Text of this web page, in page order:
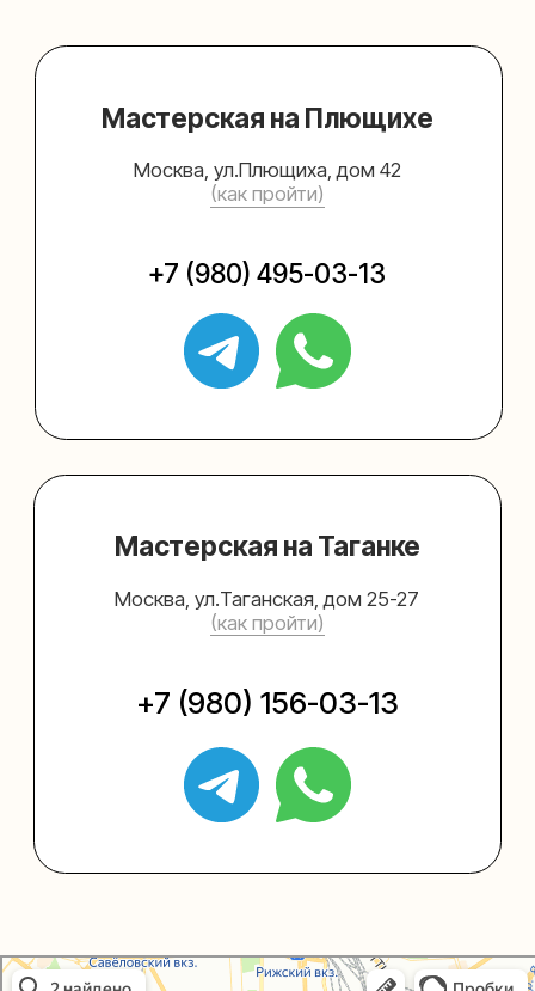
Упаковали Онлайн в Москве
Москва
help@upakovali.online
Sospeso wrap
О нас
Услуги Блог
Каталог
+7 (495) 005-03-13